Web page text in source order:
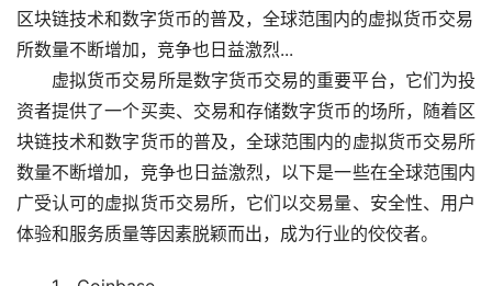
区块链技术和数字货币的普及，全球范围内的虚拟货币交易
所数量不断增加，竞争也日益激烈...
虚拟货币交易所是数字货币交易的重要平台，它们为投
资者提供了一个买卖、交易和存储数字货币的场所，随着区
块链技术和数字货币的普及，全球范围内的虚拟货币交易所
数量不断增加，竞争也日益激烈，以下是一些在全球范围内
广受认可的虚拟货币交易所，它们以交易量、安全性、用户
体验和服务质量等因素脱颖而出，成为行业的佼佼者。